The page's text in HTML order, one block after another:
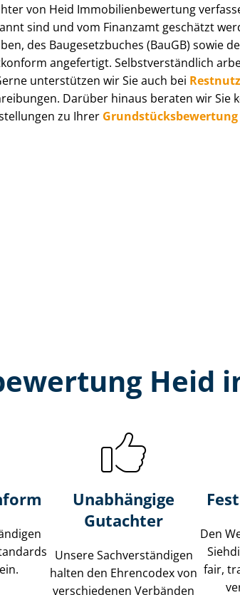
von Heid Im­mo­bi­li­en­be­wer­tung
sind und vom Finanzamt geschätzt
des Baugesetzbuches (BauGB)
angefertigt. Selbst­ver­ständ­lich
unterstützen wir Sie auch bei
Darüber hinaus beraten wir Sie
zu Ihrer Grund­stücks­be­wer­tung
Heid
Unabhängige
Gutachter
Unsere Sach­ver­stän­di­gen
halten den Ehrencodex von
verschiedenen Verbänden
Den
fair,